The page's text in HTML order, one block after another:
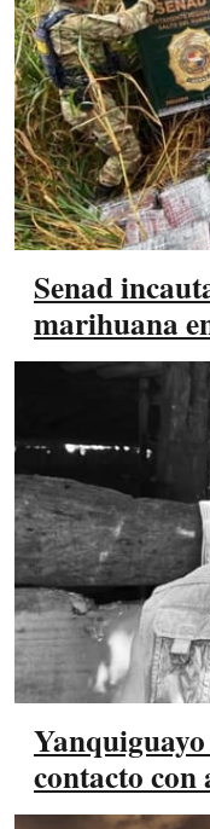
Senad
marihuana
contacto con